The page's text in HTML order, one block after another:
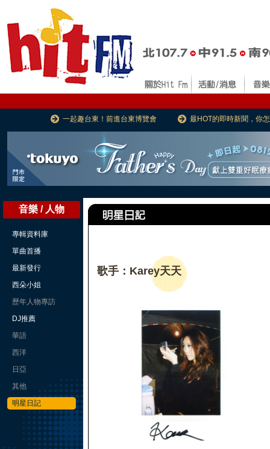
一起趣台東！前進台東博覽會 最HOT的即時新聞，你
音樂 / 人物
專輯資料庫
單曲首播
最新發行
西朵小姐
歷年人物專訪
DJ推薦
華語
西洋
日亞
其他
明星日記
歌手：Karey天天